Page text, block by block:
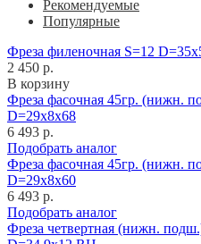
Рекомендуемые
Популярные
Фреза филеночная S=12
2 450 р.
В корзину
Фреза фасочная 45гр. (нижн.
D=29x8x68
6 493 р.
Подобрать аналог
Фреза фасочная 45гр. (нижн.
D=29x8x60
6 493 р.
Подобрать аналог
Фреза четвертная (нижн.